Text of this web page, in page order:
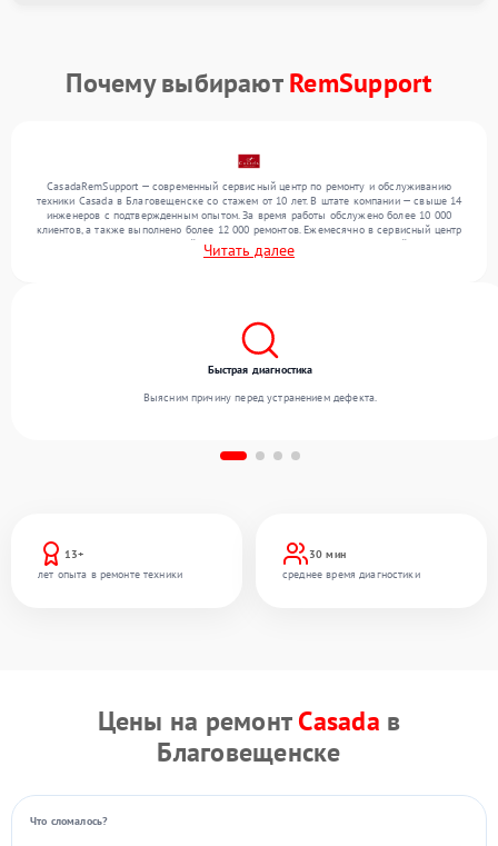
Почему выбираютRemSupport
CasadaRemSupport — современный сервисный центр по ремонту и обслуживанию
техники Casada в Благовещенске со стажем от 10 лет. В штате компании — свыше 14
инженеров с подтвержденным опытом. За время работы обслужено более 10 000
клиентов, а также выполнено более 12 000 ремонтов. Ежемесячно в сервисный центр
поступает более 300 обращений, включая , , . Мы беремся за задачи любой сложности
и предлагаем стабильный уровень сервиса благодаря использованию современного
Читать далее
13+
лет опыта в ремонте техники
30 мин
среднее время диагностики
Быстрая диагностика
Выясним причину перед устранением дефекта.
Цены на ремонтCasada в
Благовещенске
Что сломалось?